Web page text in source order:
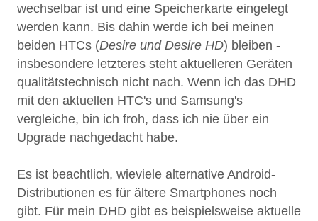
wechselbar ist und eine Speicherkarte eingelegt
werden kann. Bis dahin werde ich bei meinen
beiden HTCs (Desire und Desire HD) bleiben -
insbesondere letzteres steht aktuelleren Geräten
qualitätstechnisch nicht nach. Wenn ich das DHD
mit den aktuellen HTC's und Samsung's
vergleiche, bin ich froh, dass ich nie über ein
Upgrade nachgedacht habe.
Es ist beachtlich, wieviele alternative Android-
Distributionen es für ältere Smartphones noch
gibt. Für mein DHD gibt es beispielsweise aktuelle